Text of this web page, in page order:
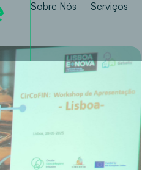
Sobre Nós Serviços